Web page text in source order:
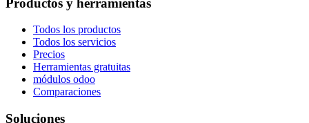
Todos los productos
Todos los servicios
Precios
Herramientas gratuitas
módulos odoo
Comparaciones
Soluciones